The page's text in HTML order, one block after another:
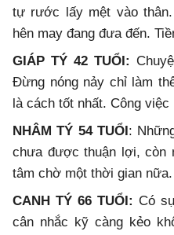
tự rước lấy mệt vào
hên may đang đưa đến.
GIÁP TÝ 42 TUỔI:
Đừng nóng nảy chỉ làm
là cách tốt nhất. Công
NHÂM TÝ 54 TUỔI :
chưa được thuận lợi, còn
tâm chờ một thời gian
CANH TÝ 66 TUỔI: Có
cân nhắc kỹ càng kẻo